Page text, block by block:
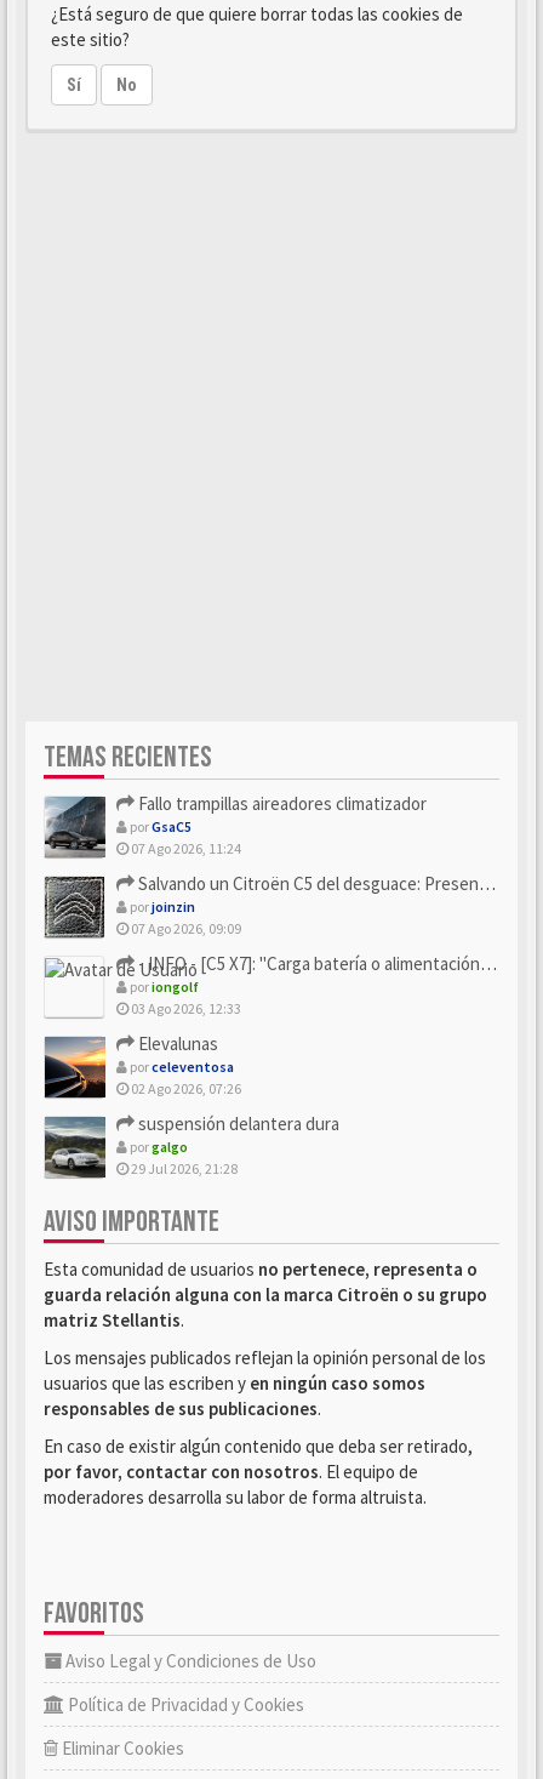
¿Está seguro de que quiere borrar todas las cookies de
este sitio?
Sí No
TEMAS RECIENTES
Fallo trampillas aireadores climatizador
porGsaC5
07 Ago 2026, 11:24
Salvando un Citroën C5 del desguace: Presentación y seguimiento
porjoinzin
07 Ago 2026, 09:09
- INFO - [C5 X7]: "Carga batería o alimentación eléctri...
poriongolf
03 Ago 2026, 12:33
Elevalunas
porceleventosa
02 Ago 2026, 07:26
suspensión delantera dura
porgalgo
29 Jul 2026, 21:28
AVISO IMPORTANTE
Esta comunidad de usuarios no pertenece, representa o
guarda relación alguna con la marca Citroën o su grupo
matriz Stellantis.
Los mensajes publicados reflejan la opinión personal de los
usuarios que las escriben y en ningún caso somos
responsables de sus publicaciones.
En caso de existir algún contenido que deba ser retirado,
por favor, contactar con nosotros. El equipo de
moderadores desarrolla su labor de forma altruista.
FAVORITOS
Aviso Legal y Condiciones de Uso
Política de Privacidad y Cookies
Eliminar Cookies